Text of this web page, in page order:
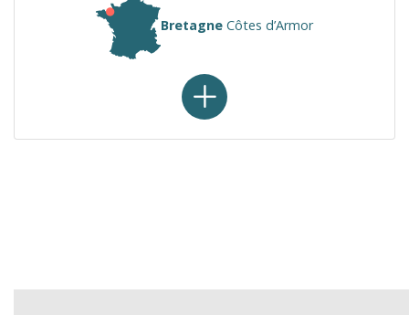
Bretagne Côtes d’Armor